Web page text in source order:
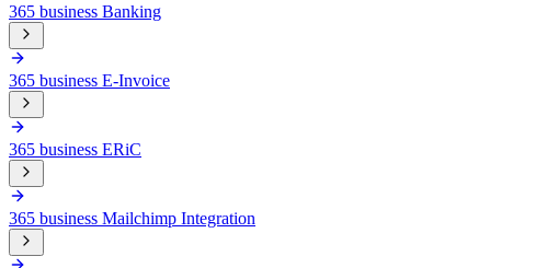
365 business Banking
365 business E-Invoice
365 business ERiC
365 business Mailchimp Integration